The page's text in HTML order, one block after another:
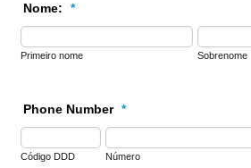
Nome: *
Primeiro nome Sobrenome
Phone Number *
Código DDD Número